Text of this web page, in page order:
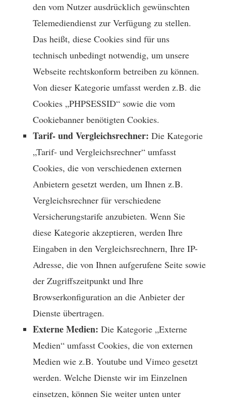
den vom Nutzer ausdrücklich gewünschten
Telemediendienst zur Verfügung zu stellen.
Das heißt, diese Cookies sind für uns
technisch unbedingt notwendig, um unsere
Webseite rechtskonform betreiben zu können.
Von dieser Kategorie umfasst werden z.B. die
Cookies „PHPSESSID“ sowie die vom
Cookiebanner benötigten Cookies.
Tarif- und Vergleichsrechner: Die Kategorie
„Tarif- und Vergleichsrechner“ umfasst
Cookies, die von verschiedenen externen
Anbietern gesetzt werden, um Ihnen z.B.
Vergleichsrechner für verschiedene
Versicherungstarife anzubieten. Wenn Sie
diese Kategorie akzeptieren, werden Ihre
Eingaben in den Vergleichsrechnern, Ihre IP-
Adresse, die von Ihnen aufgerufene Seite sowie
der Zugriffszeitpunkt und Ihre
Browserkonfiguration an die Anbieter der
Dienste übertragen.
Externe Medien: Die Kategorie „Externe
Medien“ umfasst Cookies, die von externen
Medien wie z.B. Youtube und Vimeo gesetzt
werden. Welche Dienste wir im Einzelnen
einsetzen, können Sie weiter unten unter